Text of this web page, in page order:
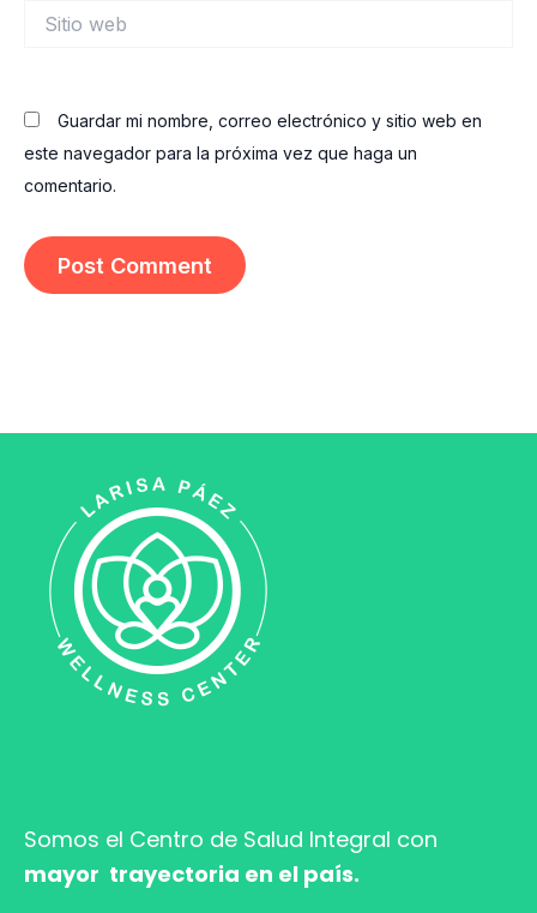
web
Guardar mi nombre, correo electrónico y sitio web en
este navegador para la próxima vez que haga un
comentario.
Somos el Centro de Salud Integral con
mayor trayectoria en el país.